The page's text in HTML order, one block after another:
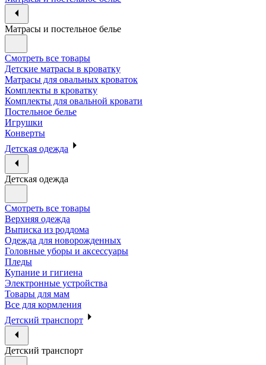
Матрасы и постельное белье
Смотреть все товары
Детские матрасы в кроватку
Матрасы для овальных кроваток
Комплекты в кроватку
Комплекты для овальной кровати
Постельное белье
Игрушки
Конверты
Детская одежда
Детская одежда
Смотреть все товары
Верхняя одежда
Выписка из роддома
Одежда для новорожденных
Головные уборы и аксессуары
Пледы
Купание и гигиена
Электронные устройства
Товары для мам
Все для кормления
Детский транспорт
Детский транспорт